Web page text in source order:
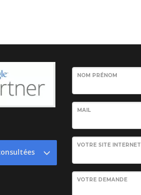
NOM PRÉNOM
MAIL
VOTRE SITE INTERNET
VOTRE DEMANDE